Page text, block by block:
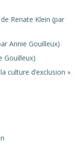
Renate Klein (par
Annie Gouilleux)
Gouilleux)
culture d’exclusion »